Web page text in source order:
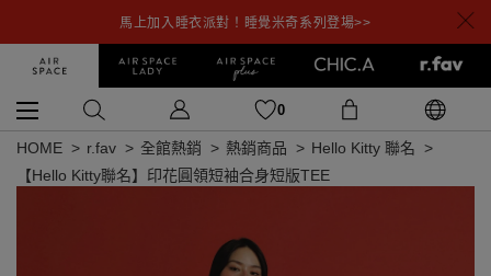
馬上加入睡衣派對！睡覺米奇系列登場>>
0
HOME r.fav 全館熱銷 熱銷商品
Hello Kitty 聯名
【Hello Kitty聯名】印花圓領短袖合身短版TEE